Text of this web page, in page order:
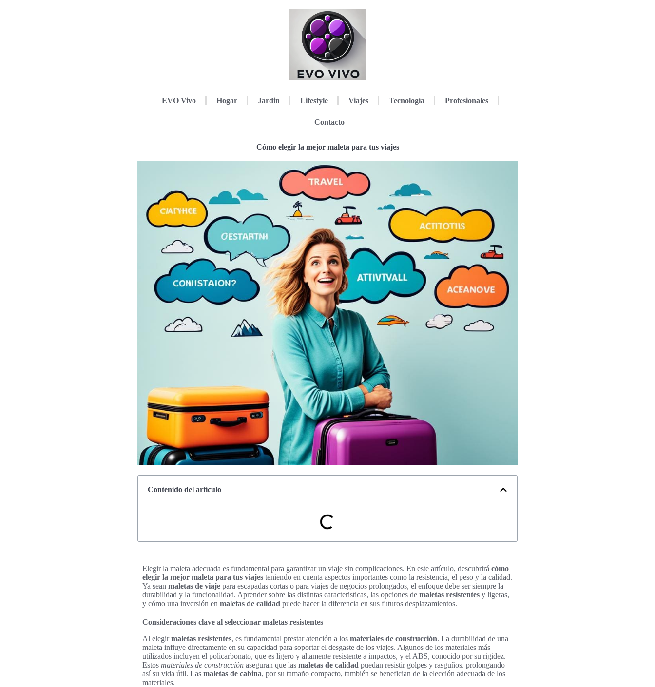
EVO Vivo Hogar Jardin Lifestyle Viajes Tecnología Profesionales
Contacto
Cómo elegir la mejor maleta para tus viajes
Contenido del artículo
Elegir la maleta adecuada es fundamental para garantizar un viaje sin complicaciones. En este artículo, descubrirá cómo
elegir la mejor maleta para tus viajes teniendo en cuenta aspectos importantes como la resistencia, el peso y la calidad.
Ya sean maletas de viaje para escapadas cortas o para viajes de negocios prolongados, el enfoque debe ser siempre la
durabilidad y la funcionalidad. Aprender sobre las distintas características, las opciones de maletas resistentes y ligeras,
y cómo una inversión en maletas de calidad puede hacer la diferencia en sus futuros desplazamientos.
Consideraciones clave al seleccionar maletas resistentes
Al elegirmaletas resistentes, es fundamental prestar atención a los materiales de construcción. La durabilidad de una
maleta influye directamente en su capacidad para soportar el desgaste de los viajes. Algunos de los materiales más
utilizados incluyen el policarbonato, que es ligero y altamente resistente a impactos, y el ABS, conocido por su rigidez.
Estos materiales de construcción aseguran que las maletas de calidad puedan resistir golpes y rasguños, prolongando
así su vida útil. Las maletas de cabina, por su tamaño compacto, también se benefician de la elección adecuada de los
materiales.